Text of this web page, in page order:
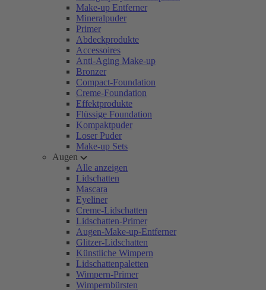
Make-up Entferner
Mineralpuder
Primer
Abdeckprodukte
Accessoires
Anti-Aging Make-up
Bronzer
Compact-Foundation
Creme-Foundation
Effektprodukte
Flüssige Foundation
Kompaktpuder
Loser Puder
Make-up Sets
Augen
Alle anzeigen
Lidschatten
Mascara
Eyeliner
Creme-Lidschatten
Lidschatten-Primer
Augen-Make-up-Entferner
Glitzer-Lidschatten
Künstliche Wimpern
Lidschattenpaletten
Wimpern-Primer
Wimpernbürsten